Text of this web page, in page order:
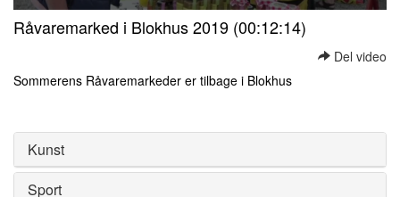
seconds
seconds
Råvaremarked i Blokhus 2019 (00:12:14)
Del video
Sommerens Råvaremarkeder er tilbage i Blokhus
of
seconds
Kunst
Sport